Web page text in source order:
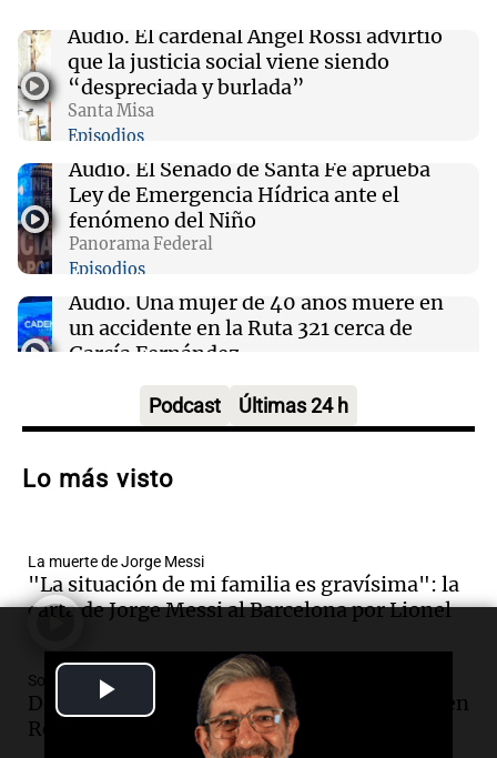
Video
en cuarentena cerca de Kinshasa, Congo
09:04 Deportes
Paredes viajará a Rosario para estar con Messi
tras la muerte de su padre
09:00 Sociedad
El 15% de los pacientes evita exámenes
médicos por miedo a la resonancia magnética
Audio. El cardenal Ángel Rossi advirtió
que la justicia social viene siendo
“despreciada y burlada”
Santa Misa
Episodios
Audio. El Senado de Santa Fe aprueba
Ley de Emergencia Hídrica ante el
fenómeno del Niño
Panorama Federal
Episodios
Audio. Una mujer de 40 años muere en
un accidente en la Ruta 321 cerca de
García Fernández
Audio.El Tesoro Nacional captura 12
liquidez de 4 billones
Audio.La lección del Titanic y la
humildad en tiempos de tormenta
según San Ignacio de Loyola
Episodios
Audio.
Tormentas y filtraciones: "El
agua entra por donde menos
imaginamos"
Podcast Últimas 24 h
Lo más visto
La muerte de Jorge Messi
"La situación de mi familia es gravísima": la
carta de Jorge Messi al Barcelona por Lionel
Sociedad
Despiden a Jorge Messi: Lionel, de regreso en
Rosario para el último adiós a su papá